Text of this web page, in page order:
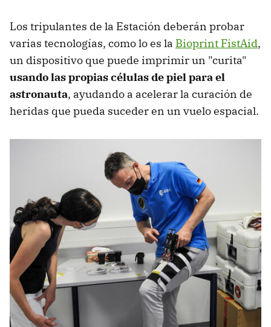
Los tripulantes de la Estación deberán probar
varias tecnologías, como lo es la Bioprint FistAid,
un dispositivo que puede imprimir un "curita"
usando las propias células de piel para el
astronauta, ayudando a acelerar la curación de
heridas que pueda suceder en un vuelo espacial.